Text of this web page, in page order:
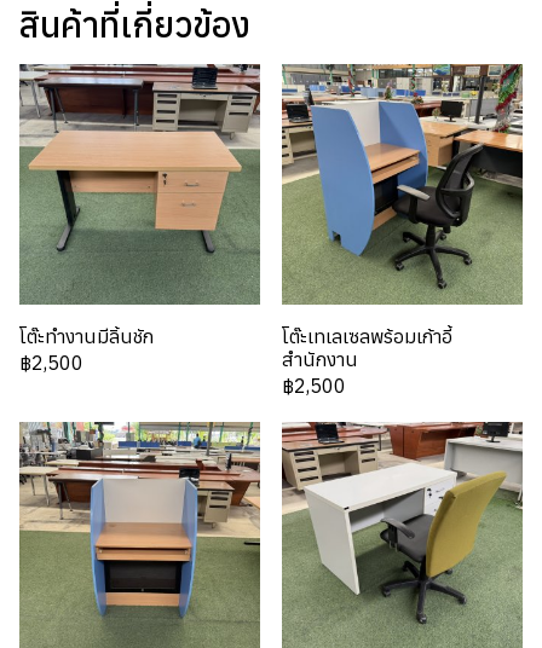
สินค้าที่เกี่ยวข้อง
โต๊ะทำงานมีลิ้นชัก
฿2,500
โต๊ะเทเลเซลพร้อมเก้าอี้
สำนักงาน
฿2,500